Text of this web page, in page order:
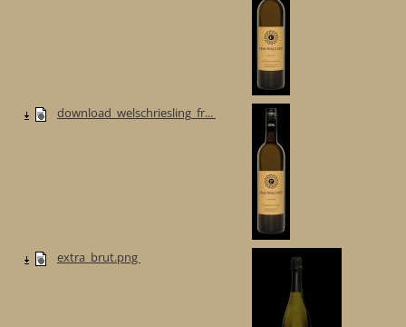
download_welschriesling_fr...
extra_brut.png